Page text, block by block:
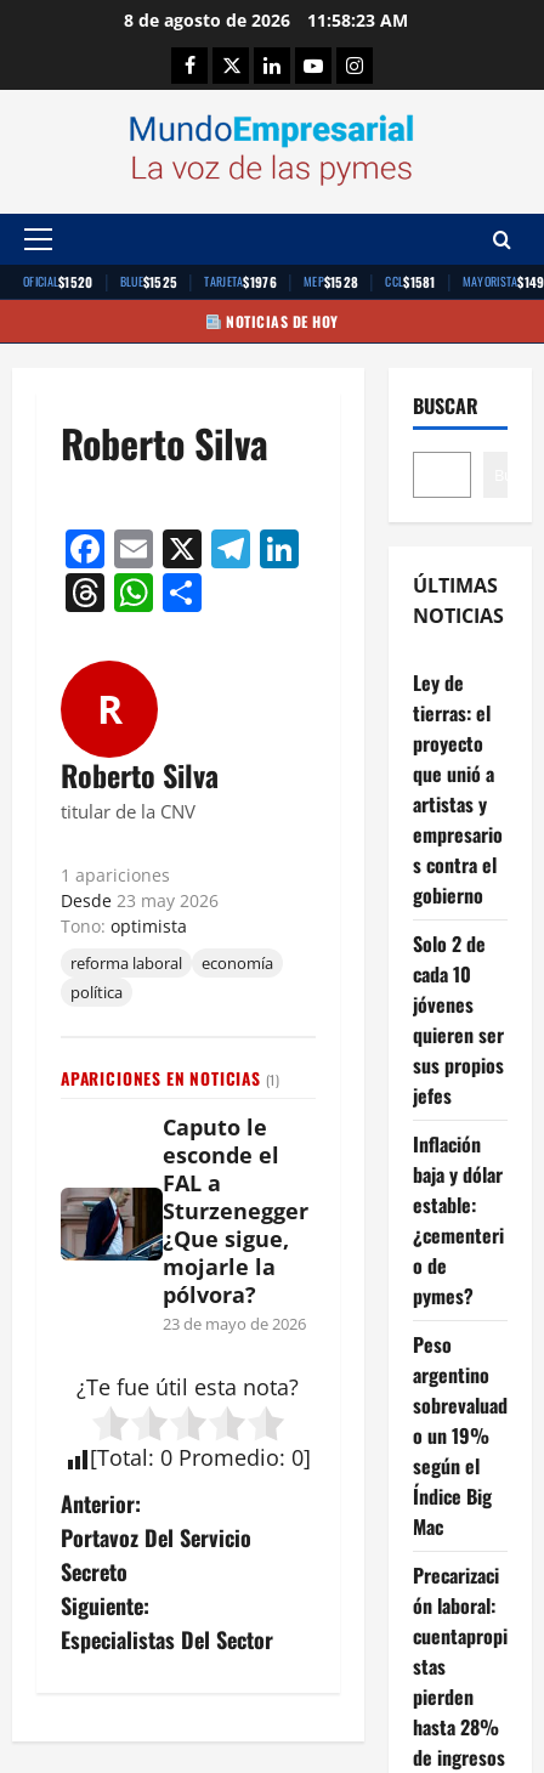
8 de agosto de 2026 11:58:23 AM
Facebook
TwitterLinkedinYoutubeInstagram
Menú
principal
OFICIAL$1520 | BLUE$1525 | TARJETA$1976 | MEP$1528 | CCL$1581 | MAYORISTA
NOTICIAS DE HOY
Roberto Silva
Facebook
Email
X Telegram
Threads
WhatsApp
R
Roberto Silva
titular de la CNV
1 apariciones
Desde 23 may 2026
Tono: optimista
reforma laboral
economía
política
APARICIONES EN NOTICIAS (1)
Caputo le
esconde el
FAL a
Sturzenegger
¿Que sigue,
mojarle la
pólvora?
23 de mayo de 2026
¿Te fue útil esta nota?
[Total: 0 Promedio: 0]
N
a
v
e
Anterior:
Portavoz Del Servicio
Secreto
Siguiente:
Especialistas Del Sector
BUSCAR
ÚLTIMAS
NOTICIAS
Ley de
tierras: el
proyecto
que unió a
artistas y
empresario
s contra el
gobierno
Solo 2 de
cada 10
jóvenes
quieren ser
sus propios
jefes
Inflación
baja y dólar
estable:
¿cementeri
o de
pymes?
Peso
argentino
sobrevaluad
o un 19%
según el
Índice Big
Mac
Precarizaci
ón laboral:
cuentapropi
stas
pierden
hasta 28%
de ingresos